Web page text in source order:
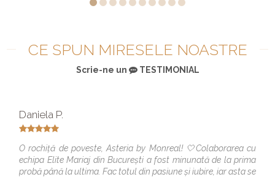
CE SPUN MIRESELE NOASTRE
Scrie-ne un TESTIMONIAL
Daniela P.
O rochiță de poveste, Asteria by Monreal! 🤍Colaborarea cu
echipa Elite Mariaj din București a fost minunată de la prima
probă până la ultima. Fac totul din pasiune și iubire, iar asta se